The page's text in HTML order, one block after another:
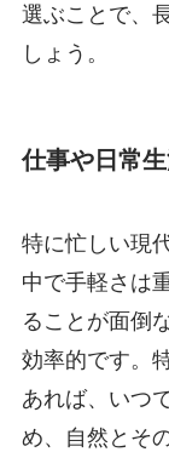
選ぶことで、
しょう。
仕事や日常
特に忙しい現
中で手軽さは
ることが面倒
効率的です。
あれば、いつ
め、自然とそ